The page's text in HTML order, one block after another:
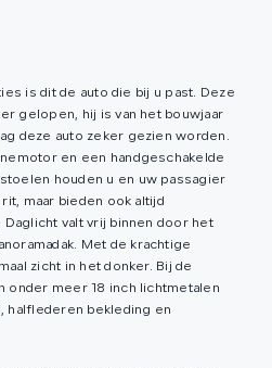
is dit de auto die bij u past. Deze
gelopen, hij is van het bouwjaar
deze auto zeker gezien worden.
en een handgeschakelde
houden u en uw passagier
maar bieden ook altijd
valt vrij binnen door het
Met de krachtige
zicht in het donker. Bij de
onder meer 18 inch lichtmetalen
halflederen bekleding en